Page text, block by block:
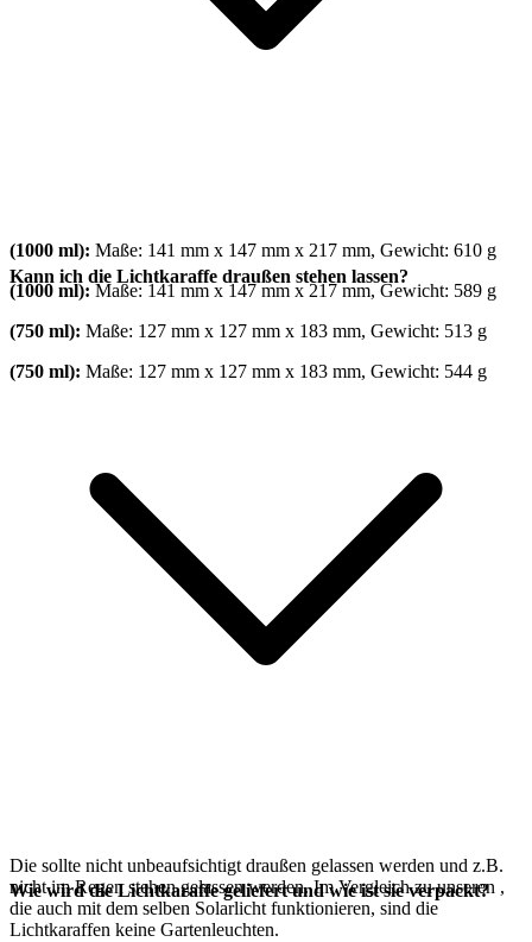
(1000 ml): Maße: 141 mm x 147 mm x 217 mm, Gewicht: 610 g
(1000 ml): Maße: 141 mm x 147 mm x 217 mm, Gewicht: 589 g
(750 ml): Maße: 127 mm x 127 mm x 183 mm, Gewicht: 513 g
(750 ml): Maße: 127 mm x 127 mm x 183 mm, Gewicht: 544 g
Kann ich die Lichtkaraffe draußen stehen lassen?
Die sollte nicht unbeaufsichtigt draußen gelassen werden und z.B.
nicht im Regen stehen gelassen werden. Im Vergleich zu unseren ,
die auch mit dem selben Solarlicht funktionieren, sind die
Lichtkaraffen keine Gartenleuchten.
Wie wird die Lichtkaraffe geliefert und wie ist sie verpackt?